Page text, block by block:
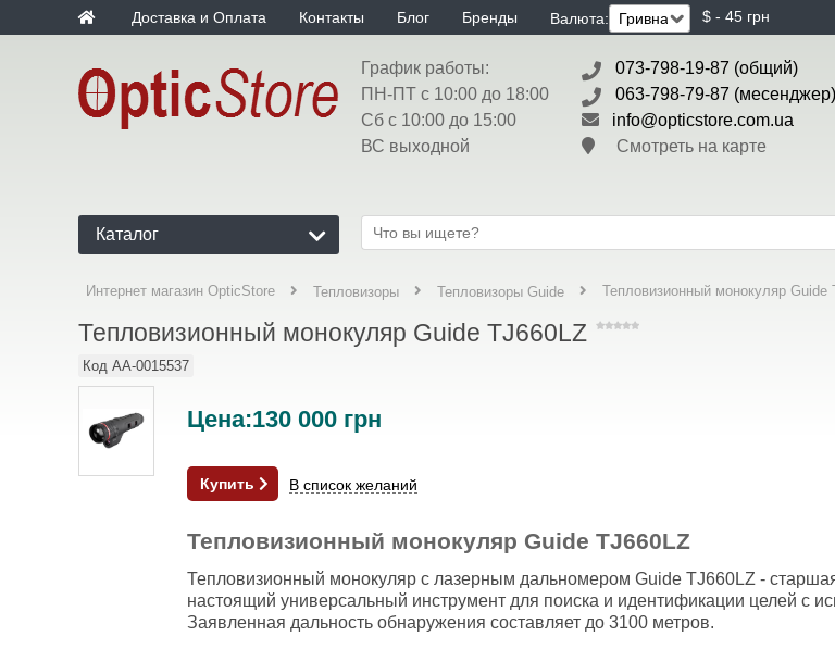
Доставка и Оплата Контакты Блог Бренды Валюта: $ - 45 грн
График работы:
ПН-ПТ с 10:00 до 18:00
Сб с 10:00 до 15:00
ВС выходной
073-798-19-87 (общий)
063-798-79-87 (месенджер)
info@opticstore.com.ua
Смотреть на карте
Каталог
Интернет магазин OpticStore Тепловизоры Тепловизоры Guide Тепловизионный монокуляр Guide
Тепловизионный монокуляр Guide TJ660LZ
Код AA-0015537
Цена:130 000 грн
Купить В список желаний
Тепловизионный монокуляр Guide TJ660LZ
Тепловизионный монокуляр с лазерным дальномером Guide TJ660LZ -
настоящий универсальный инструмент для поиска и идентификации целей с
Заявленная дальность обнаружения составляет до 3100 метров.